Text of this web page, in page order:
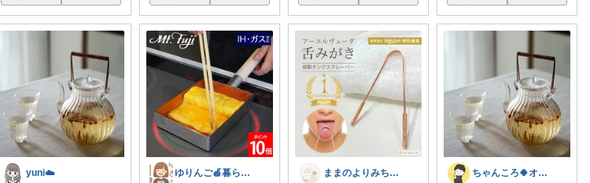
yuni☁️ ゆりんご🍎暮らしにまつわるおすすめ品 ままのよりみち🕊️🫧 ちゃんころ🍀オリ写/インテリア/キッズ